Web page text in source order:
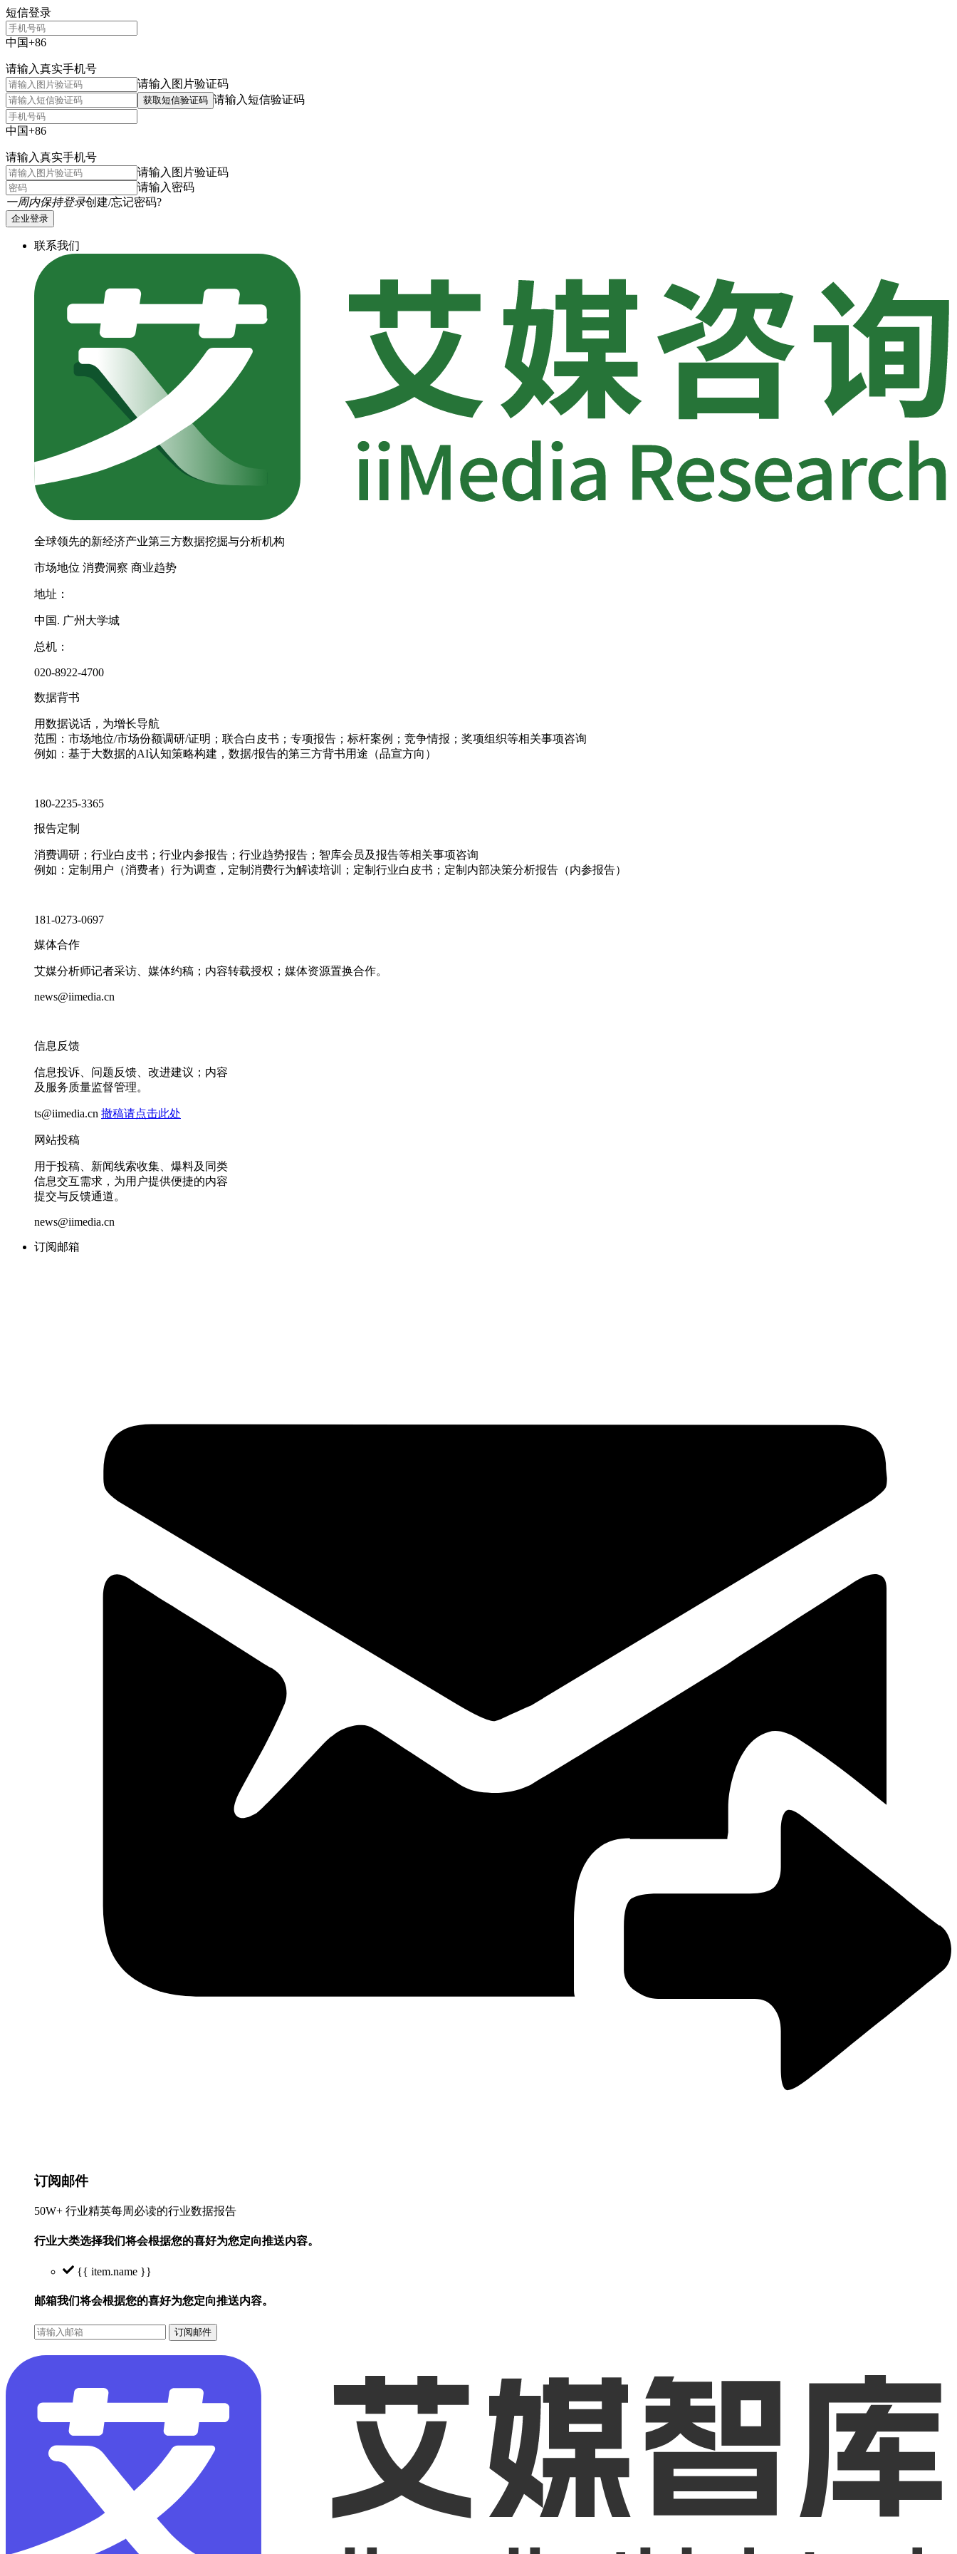
短信登录
中国+86
请输入真实手机号
请输入图片验证码
获取短信验证码 请输入短信验证码
中国+86
请输入真实手机号
请输入图片验证码
请输入密码
一周内保持登录创建/忘记密码?
企业登录
联系我们
全球领先的新经济产业第三方数据挖掘与分析机构
市场地位 消费洞察 商业趋势
地址：
中国. 广州大学城
总机：
020-8922-4700
数据背书
用数据说话，为增长导航
范围：市场地位/市场份额调研/证明；联合白皮书；专项报告；标杆案例；竞争情报；奖项组织等相关事项咨询
例如：基于大数据的AI认知策略构建，数据/报告的第三方背书用途（品宣方向）
180-2235-3365
报告定制
消费调研；行业白皮书；行业内参报告；行业趋势报告；智库会员及报告等相关事项咨询
例如：定制用户（消费者）行为调查，定制消费行为解读培训；定制行业白皮书；定制内部决策分析报告（内参报告）
181-0273-0697
媒体合作
艾媒分析师记者采访、媒体约稿；内容转载授权；媒体资源置换合作。
news@iimedia.cn
信息反馈
信息投诉、问题反馈、改进建议；内容
及服务质量监督管理。
ts@iimedia.cn 撤稿请点击此处
网站投稿
用于投稿、新闻线索收集、爆料及同类
信息交互需求，为用户提供便捷的内容
提交与反馈通道。
news@iimedia.cn
订阅邮箱
订阅邮件
50W+ 行业精英每周必读的行业数据报告
行业大类选择我们将会根据您的喜好为您定向推送内容。
{{ item.name }}
邮箱我们将会根据您的喜好为您定向推送内容。
订阅邮件